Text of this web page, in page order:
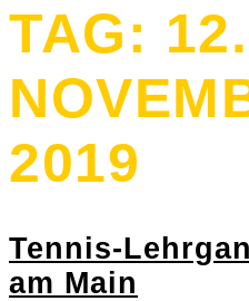
TAG: 12.
2019
Tennis-
am Main